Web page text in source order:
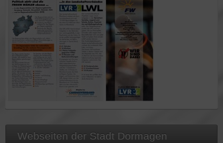
Steckbrief Andreas Hauser
Webseiten der Stadt Dormagen